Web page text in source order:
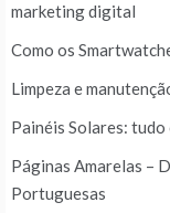
marketing digital
Como os
Limpeza e
Painéis Solares: tudo
Páginas Amarelas –
Portuguesas